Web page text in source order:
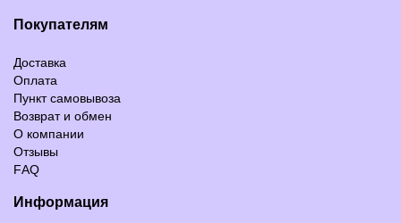
Покупателям
Доставка
Оплата
Пункт самовывоза
Возврат и обмен
О компании
Отзывы
FAQ
Информация